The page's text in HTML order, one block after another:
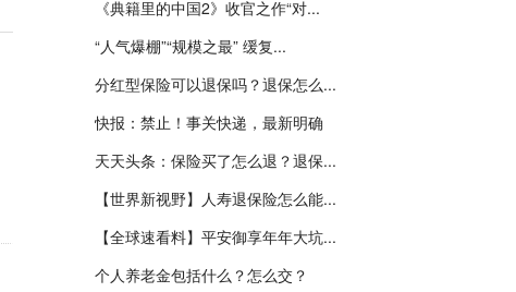
《典籍里的中国2》收官之作“对...
“人气爆棚”“规模之最” 缓复...
分红型保险可以退保吗？退保怎么...
快报：禁止！事关快递，最新明确
天天头条：保险买了怎么退？退保...
【世界新视野】人寿退保险怎么能...
【全球速看料】平安御享年年大坑...
个人养老金包括什么？怎么交？